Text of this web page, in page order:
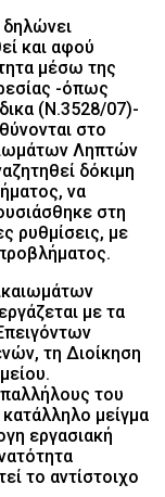
και αφού
μέσω της
-όπως
(Ν.3528/07)-
στο
Ληπτών
δόκιμη
να
στη
ρυθμίσεις, με
με τα
τη Διοίκηση
του
μείγμα
εργασιακή
το αντίστοιχο